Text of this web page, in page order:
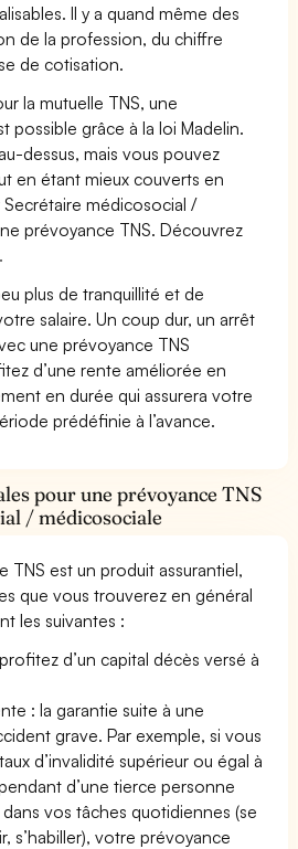
Il y a quand même des
de la profession, du chiffre
de cotisation.
la mutuelle TNS, une
possible grâce à la loi Madelin.
dessus, mais vous pouvez
en étant mieux couverts en
médicosocial /
prévoyance TNS. Découvrez
plus de tranquillité et de
salaire. Un coup dur, un arrêt
une prévoyance TNS
d’une rente améliorée en
en durée qui assurera votre
prédéfinie à l’avance.
pour une prévoyance TNS
/ médicosociale
TNS est un produit assurantiel,
que vous trouverez en général
les suivantes :
d’un capital décès versé à
: la garantie suite à une
grave. Par exemple, si vous
d’invalidité supérieur ou égal à
d’une tierce personne
vos tâches quotidiennes (se
s’habiller), votre prévoyance